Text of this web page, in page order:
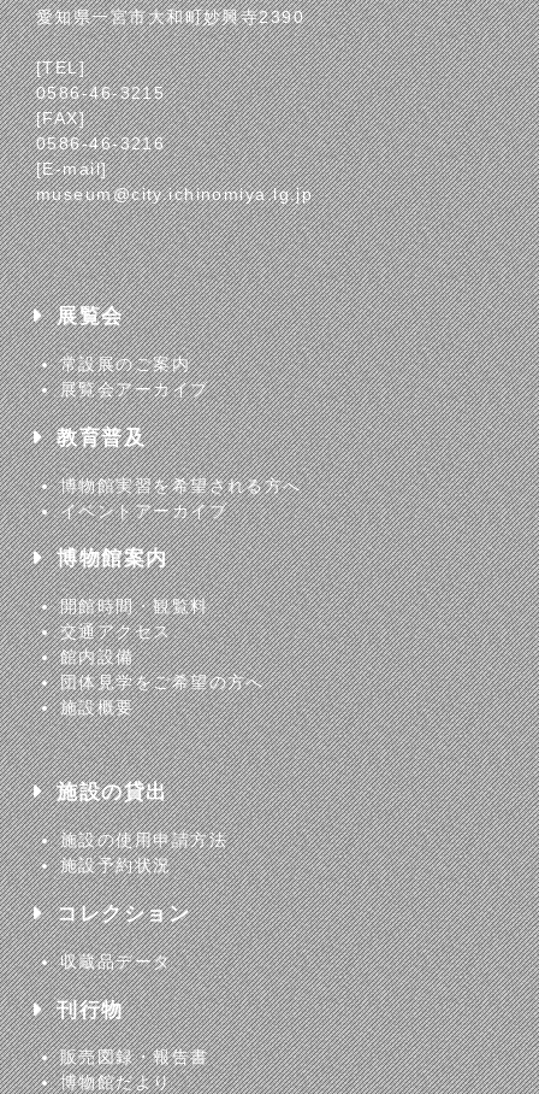
愛知県一宮市大和町妙興寺2390
[TEL]
0586-46-3215
[FAX]
0586-46-3216
[E-mail]
museum@city.ichinomiya.lg.jp
展覧会
常設展のご案内
展覧会アーカイブ
教育普及
博物館実習を希望される方へ
イベントアーカイブ
博物館案内
開館時間・観覧料
交通アクセス
館内設備
団体見学をご希望の方へ
施設概要
施設の貸出
施設の使用申請方法
施設予約状況
コレクション
収蔵品データ
刊行物
販売図録・報告書
博物館だより